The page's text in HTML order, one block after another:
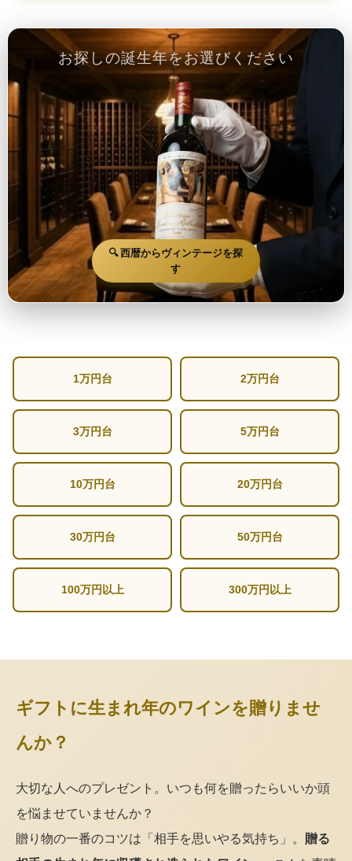
お探しの誕生年をお選びください
🔍 西暦からヴィンテージを探
す
1万円台 2万円台
3万円台 5万円台
10万円台 20万円台
30万円台 50万円台
100万円以上 300万円以上
ギフトに生まれ年のワインを贈りませ
んか？
大切な人へのプレゼント。いつも何を贈ったらいいか頭
を悩ませていませんか？
贈り物の一番のコツは「相手を思いやる気持ち」。 贈る